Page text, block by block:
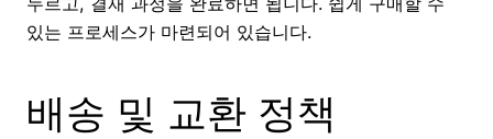
있는 프로세스가 마련되어 있습니다.
배송 및 교환 정책